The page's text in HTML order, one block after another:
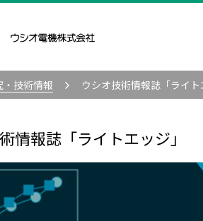
・技術情報 ウシオ技術情報誌「ライ
情報誌「ライトエッジ」